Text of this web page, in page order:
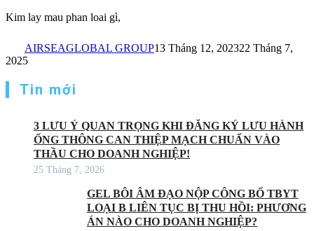
Kim lay mau phan loai gì,
AIRSEAGLOBAL GROUP13 Tháng 12, 202322 Tháng 7,
2025
Tin mới
3 LƯU Ý QUAN TRỌNG KHI ĐĂNG KÝ LƯU HÀNH
ỐNG THÔNG CAN THIỆP MẠCH CHUẨN VÀO
THẦU CHO DOANH NGHIỆP!
25 Tháng 7, 2026
GEL BÔI ÂM ĐẠO NỘP CÔNG BỐ TBYT
LOẠI B LIÊN TỤC BỊ THU HỒI: PHƯƠNG
ÁN NÀO CHO DOANH NGHIỆP?